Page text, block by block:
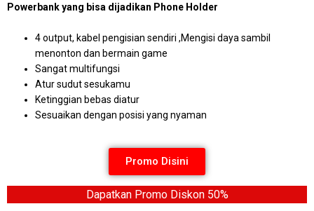
Powerbank yang bisa dijadikan Phone Holder
4 output, kabel pengisian sendiri ,Mengisi daya sambil
menonton dan bermain game
Sangat multifungsi
Atur sudut sesukamu
Ketinggian bebas diatur
Sesuaikan dengan posisi yang nyaman
Promo Disini
Dapatkan Promo Diskon 50%